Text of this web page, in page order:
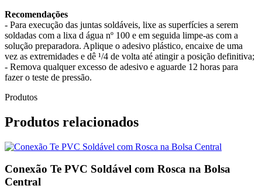
Recomendações
- Para execução das juntas soldáveis, lixe as superfícies a serem
soldadas com a lixa d água nº 100 e em seguida limpe-as com a
solução preparadora. Aplique o adesivo plástico, encaixe de uma
vez as extremidades e dê ¹/4 de volta até atingir a posição definitiva;
- Remova qualquer excesso de adesivo e aguarde 12 horas para
fazer o teste de pressão.
Produtos
Produtos relacionados
Conexão Te PVC Soldável com Rosca na Bolsa
Central